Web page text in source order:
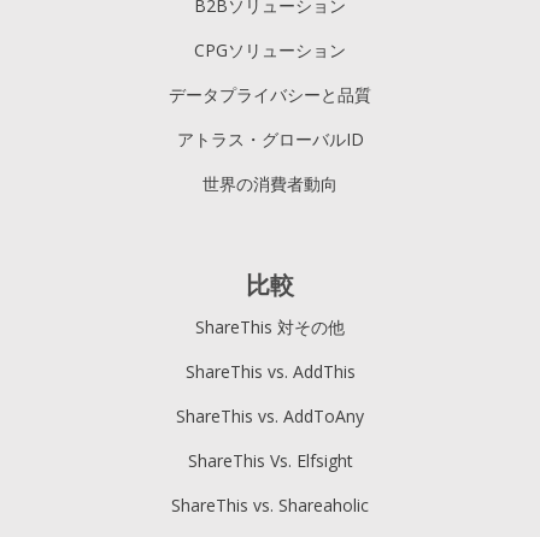
B2Bソリューション
CPGソリューション
データプライバシーと品質
アトラス・グローバルID
世界の消費者動向
比較
ShareThis 対その他
ShareThis vs. AddThis
ShareThis vs. AddToAny
ShareThis Vs. Elfsight
ShareThis vs. Shareaholic